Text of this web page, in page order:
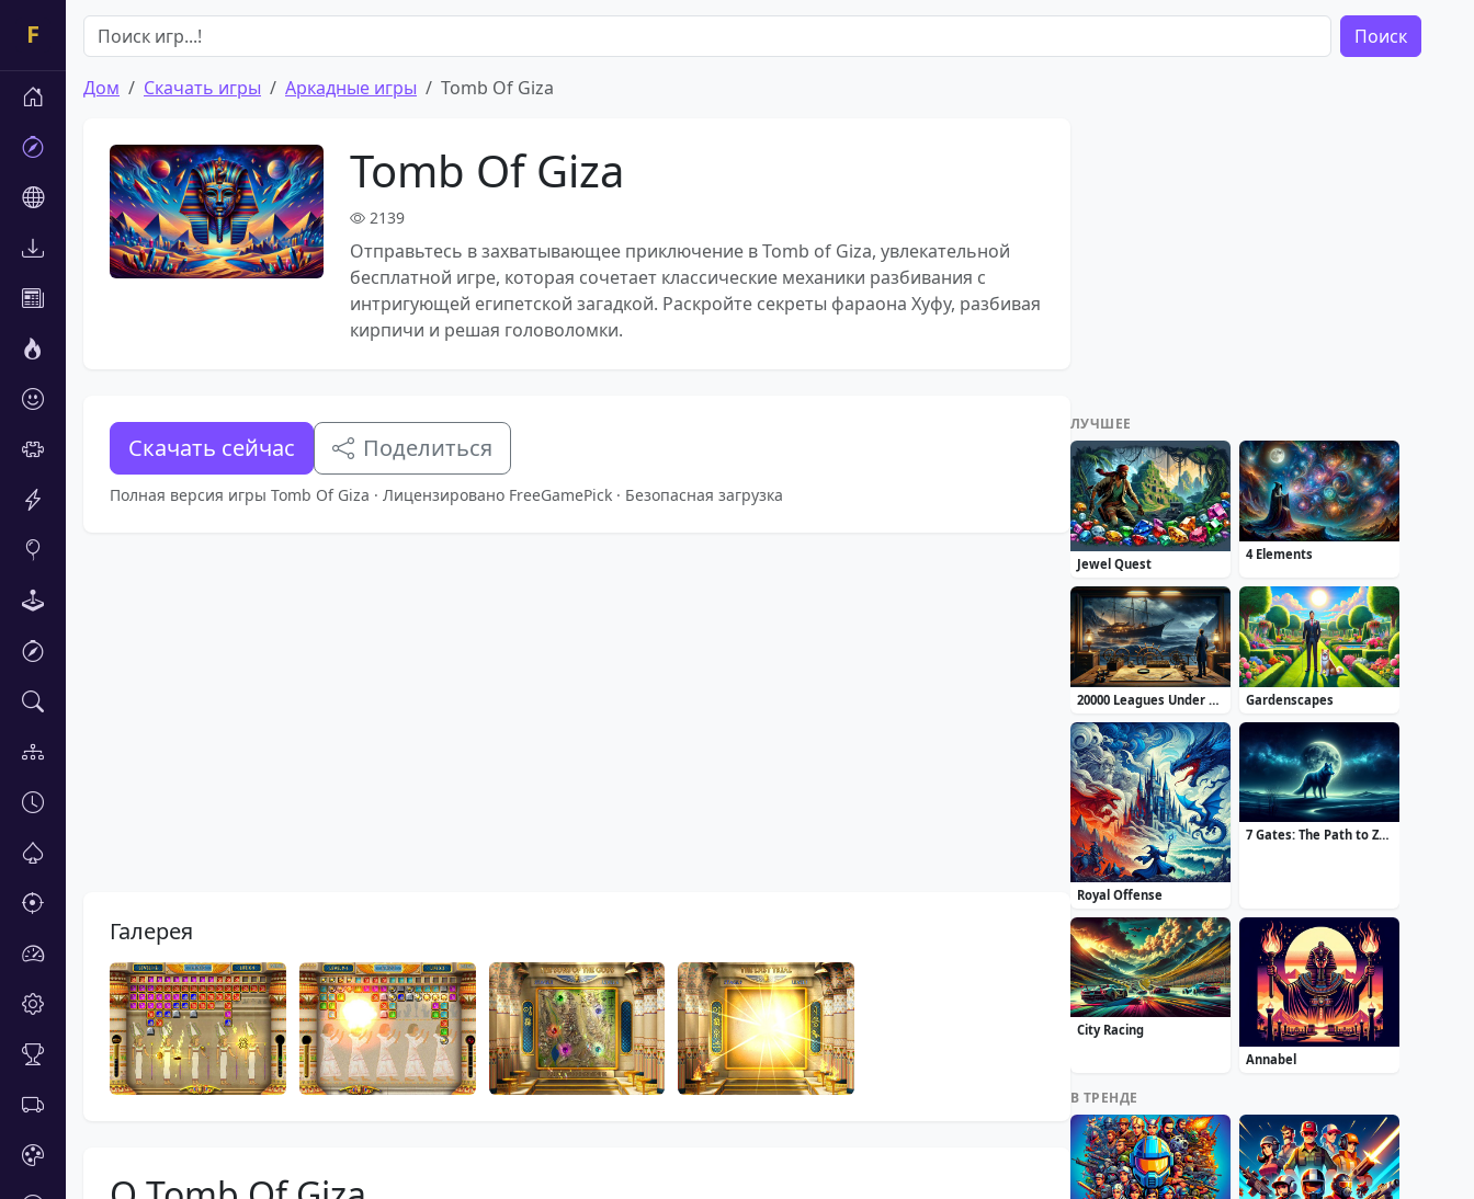
Поиск
Дом Скачать игры Аркадные игры Tomb Of Giza
Tomb Of Giza
2139
Отправьтесь в захватывающее приключение в Tomb of Giza, увлекательной
бесплатной игре, которая сочетает классические механики разбивания с
интригующей египетской загадкой. Раскройте секреты фараона Хуфу, разбивая
кирпичи и решая головоломки.
Скачать сейчас Поделиться
Полная версия игры Tomb Of Giza · Лицензировано FreeGamePick · Безопасная загрузка
Галерея
ЛУЧШЕЕ
Jewel Quest
4 Elements
20000 Leagues Under the Sea: Captain Nemo Gardenscapes
Royal Offense
7 Gates: The Path to Zamolxes
City Racing
Annabel
В ТРЕНДЕ